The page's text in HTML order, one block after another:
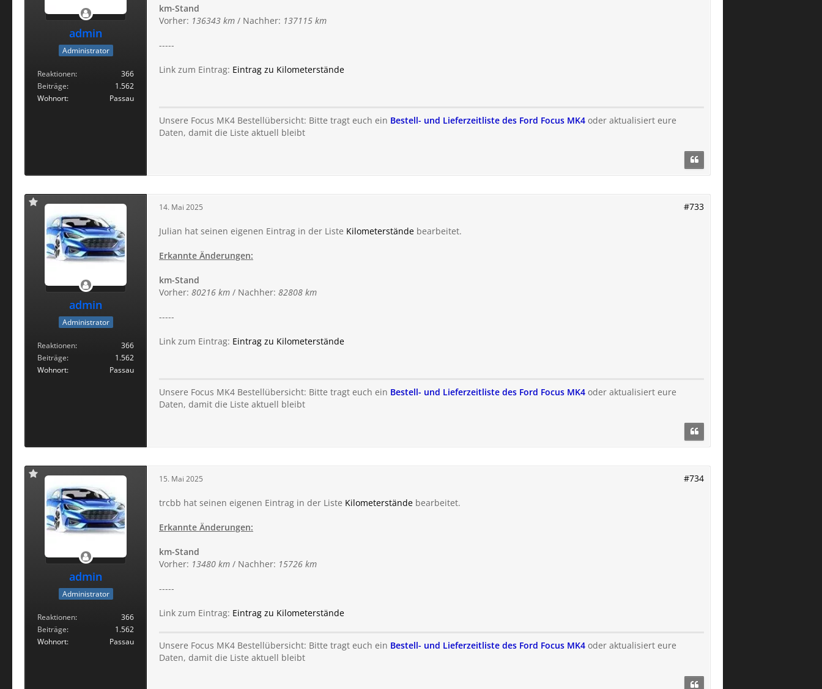
admin
Administrator
Reaktionen
366
Beiträge
1.562
Wohnort
Passau
km-Stand
Vorher: 136343 km / Nachher: 137115 km
-----
Link zum Eintrag: Eintrag zu Kilometerstände
Unsere Focus MK4 Bestellübersicht: Bitte tragt euch ein Bestell- und Lieferzeitliste des Ford Focus MK4 oder aktualisiert eure
Daten, damit die Liste aktuell bleibt
admin
Administrator
Reaktionen
366
Beiträge
1.562
Wohnort
Passau
14. Mai 2025 #733
Julian hat seinen eigenen Eintrag in der Liste Kilometerstände bearbeitet.
Erkannte Änderungen:
km-Stand
Vorher: 80216 km / Nachher: 82808 km
-----
Link zum Eintrag: Eintrag zu Kilometerstände
Unsere Focus MK4 Bestellübersicht: Bitte tragt euch ein Bestell- und Lieferzeitliste des Ford Focus MK4 oder aktualisiert eure
Daten, damit die Liste aktuell bleibt
admin
Administrator
Reaktionen
366
Beiträge
1.562
Wohnort
Passau
15. Mai 2025 #734
trcbb hat seinen eigenen Eintrag in der Liste Kilometerstände bearbeitet.
Erkannte Änderungen:
km-Stand
Vorher: 13480 km / Nachher: 15726 km
-----
Link zum Eintrag: Eintrag zu Kilometerstände
Unsere Focus MK4 Bestellübersicht: Bitte tragt euch ein Bestell- und Lieferzeitliste des Ford Focus MK4 oder aktualisiert eure
Daten, damit die Liste aktuell bleibt